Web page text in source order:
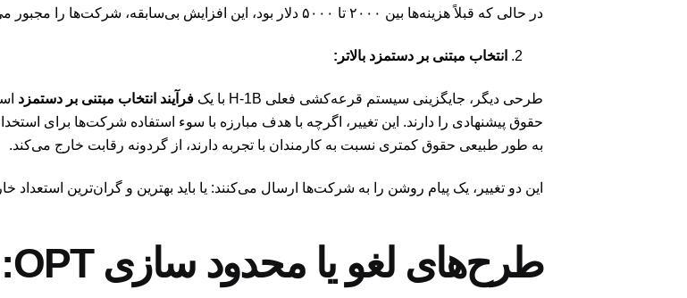
در حالی که قبلاً هزینه‌ها بین ۲۰۰۰ تا ۵۰۰۰ دلار بود، این افزایش بی‌سابقه، شرکت‌ها را مجبور می‌کند تا در اولویت‌های استخدامی خود بازنگری کنند.
انتخاب مبتنی بر دستمزد بالاتر:
طرحی دیگر، جایگزینی سیستم قرعه‌کشی فعلی H-1B با یک فرآیند انتخاب مبتنی بر دستمزد
حقوق پیشنهادی را دارند. این تغییر، اگرچه با هدف مبارزه با سوء استفاده شرکت‌ها برای
به طور طبیعی حقوق کمتری نسبت به کارمندان با تجربه دارند، از گردونه رقابت خارج می‌کند.
این دو تغییر، یک پیام روشن را به شرکت‌ها ارسال می‌کنند: یا باید بهترین و گران‌ترین استعداد
طرح‌های لغو یا محدود سازی OPT: ضربه نهایی